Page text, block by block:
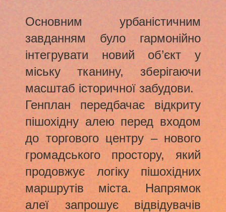
Основним урбаністичним
завданням було гармонійно
інтегрувати новий об’єкт у
міську тканину, зберігаючи
масштаб історичної забудови.
Генплан передбачає відкриту
пішохідну алею перед входом
до торгового центру – нового
громадського простору, який
продовжує логіку пішохідних
маршрутів міста. Напрямок
алеї запрошує відвідувачів